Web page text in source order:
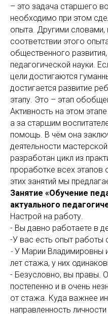
– это задача старшего
необходимо при этом
опыта. Другими
соответствии этого
общественного
педагогической науки.
цели достигаются
достигается развитие
этапу. Это – этап
Активность на этом
а за старшим
помощь. В чём она
деятельности
разработан цикл из
проработке всех этапов
этих занятий мы
Занятие «Обучение
актуального
Настрой на работу.
- Вы давно работаете в
-У вас есть опыт работы
-У Марии Владимировны
лет стажа, у них
- Безусловно, вы правы.
постепенно и в очень
от стажа. Куда важнее
направленность